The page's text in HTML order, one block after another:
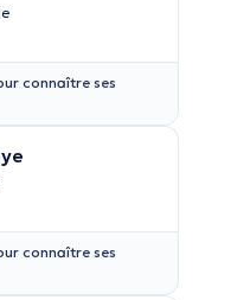
connaître ses
connaître ses